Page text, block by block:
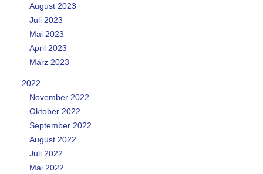
August 2023
Juli 2023
Mai 2023
April 2023
März 2023
2022
November 2022
Oktober 2022
September 2022
August 2022
Juli 2022
Mai 2022